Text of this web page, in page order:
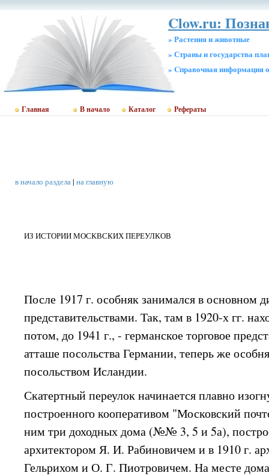
Clow.ru:
» Растения и животные
» Страны и государства
» Cправочная информация
Главная В начало Каталог Рефераты
в начало раздела| на главную
ИЗ ИСТОРИИ МОСКВСКИХ ПЕРЕУЛКОВ
После 1917 г. особняк занимался в основном
представительствами. Так, там в 1920-х гг.
потом, до 1941 г., - германское торговое
атташе посольства Германии, теперь же
посольством Исландии.
Скатертный переулок начинается плавно
построенного кооперативом "Московский
ним три доходных дома (№№ 3, 5 и 5а),
архитектором Я. И. Рабиновичем и в 1910 г.
Гельрихом и О. Г. Пиотровичем. На месте